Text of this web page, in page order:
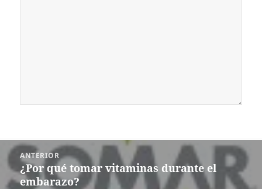
Navegación
entradas
ANTERIOR
Entrada
anterior:
¿Por qué tomar vitaminas durante el
embarazo?